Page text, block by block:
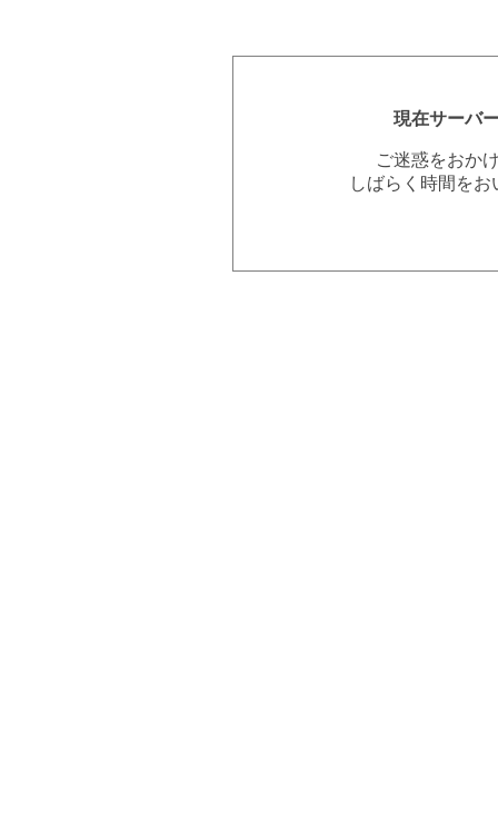
現在サーバ
ご迷惑をおか
しばらく時間を